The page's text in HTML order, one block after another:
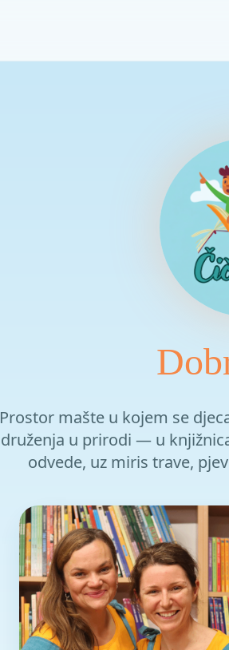
Prostor mašte u kojem se
druženja u prirodi — u
odvede, uz miris trave,